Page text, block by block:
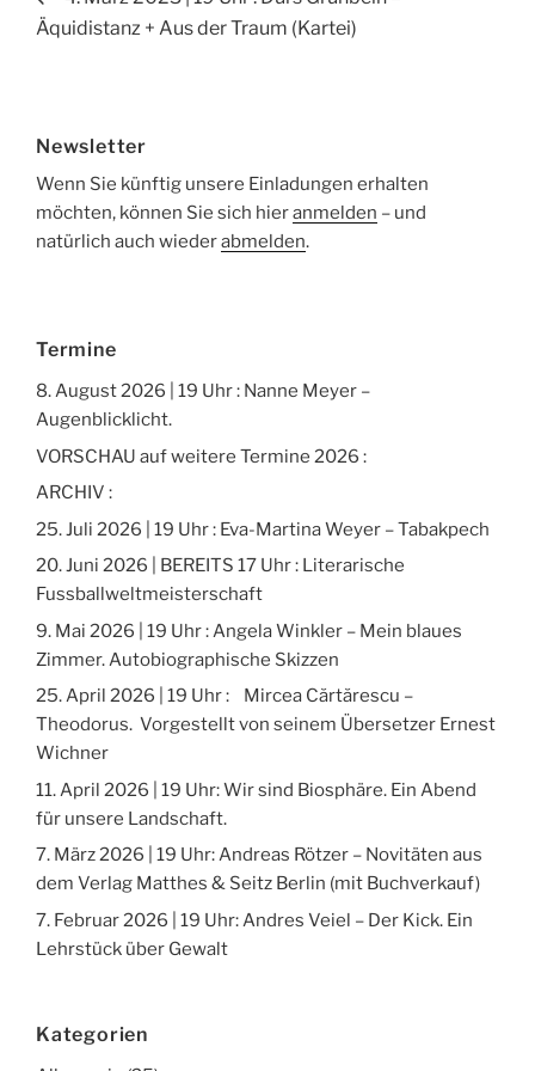
Beitrag
Äquidistanz + Aus der Traum (Kartei)
Newsletter
Wenn Sie künftig unsere Einladungen erhalten
möchten, können Sie sich hieranmelden – und
natürlich auch wiederabmelden.
Termine
8. August 2026 | 19 Uhr : Nanne Meyer –
Augenblicklicht.
VORSCHAU auf weitere Termine 2026 :
ARCHIV :
25. Juli 2026 | 19 Uhr : Eva-Martina Weyer – Tabakpech
20. Juni 2026 | BEREITS 17 Uhr : Literarische
Fussballweltmeisterschaft
9. Mai 2026 | 19 Uhr : Angela Winkler – Mein blaues
Zimmer. Autobiographische Skizzen
25. April 2026 | 19 Uhr : Mircea Cărtărescu –
Theodorus. Vorgestellt von seinem Übersetzer Ernest
Wichner
11. April 2026 | 19 Uhr: Wir sind Biosphäre. Ein Abend
für unsere Landschaft.
7. März 2026 | 19 Uhr: Andreas Rötzer – Novitäten aus
dem Verlag Matthes & Seitz Berlin (mit Buchverkauf)
7. Februar 2026 | 19 Uhr: Andres Veiel – Der Kick. Ein
Lehrstück über Gewalt
Kategorien